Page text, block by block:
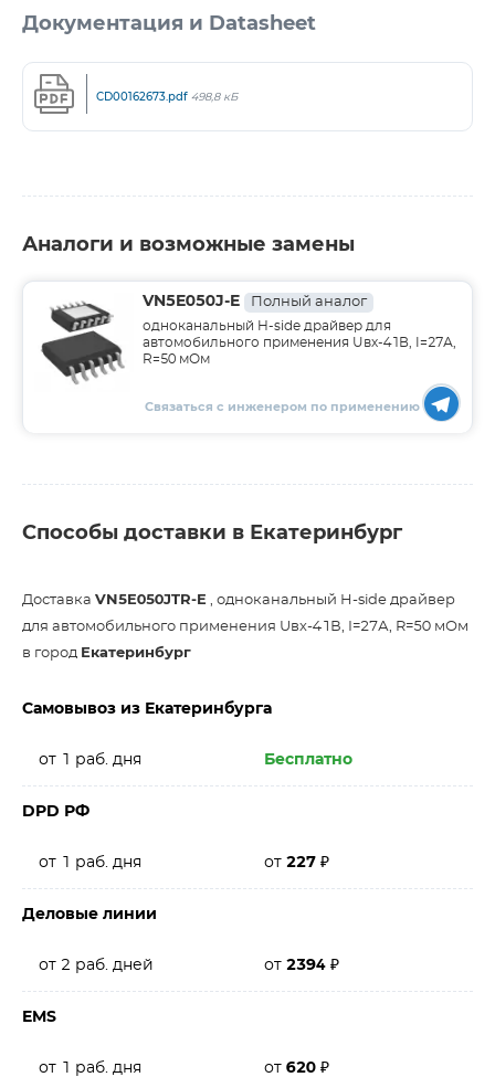
Документация и Datasheet
CD00162673.pdf 498,8 кБ
Аналоги и возможные замены
VN5E050J-E Полный аналог
одноканальный H-side драйвер для
автомобильного применения Uвх-41В, I=27А,
R=50 мОм
Связаться с инженером по применению
Способы доставки в Екатеринбург
Доставка VN5E050JTR-E , одноканальный H-side драйвер
для автомобильного применения Uвх-41В, I=27А, R=50 мОм
в город Екатеринбург
Самовывоз из Екатеринбурга
от 1 раб. дня Бесплатно
DPD РФ
от 1 раб. дня от 227 ₽
Деловые линии
от 2 раб. дней от 2394 ₽
EMS
от 1 раб. дня от 620 ₽